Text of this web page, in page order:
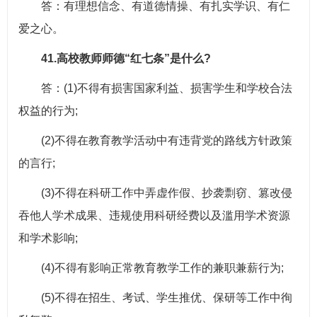
答：有理想信念、有道德情操、有扎实学识、有仁
爱之心。
41.高校教师师德“红七条”是什么?
答：(1)不得有损害国家利益、损害学生和学校合法
权益的行为;
(2)不得在教育教学活动中有违背党的路线方针政策
的言行;
(3)不得在科研工作中弄虚作假、抄袭剽窃、篡改侵
吞他人学术成果、违规使用科研经费以及滥用学术资源
和学术影响;
(4)不得有影响正常教育教学工作的兼职兼薪行为;
(5)不得在招生、考试、学生推优、保研等工作中徇